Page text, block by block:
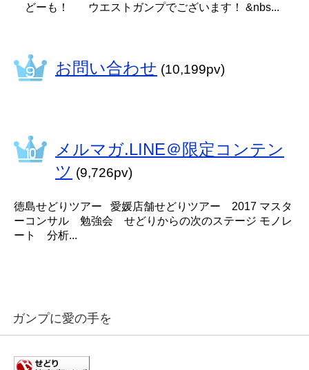
どーも！ ウエストガンプでございます！ &nbs...
お問い合わせ (10,199pv)
メルマガ.LINE＠限定コンテン
ツ (9,726pv)
徳島せどりツアー 愛媛店舗せどりツアー 2017 マスタ
ーコンサル 勉強会 せどりからの次のステージ モノレ
ート 分析...
ガンプに愛の手を